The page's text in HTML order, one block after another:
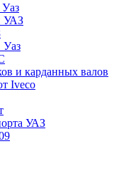
Уаз
УАЗ
Уаз
и карданных валов
Iveco
УАЗ